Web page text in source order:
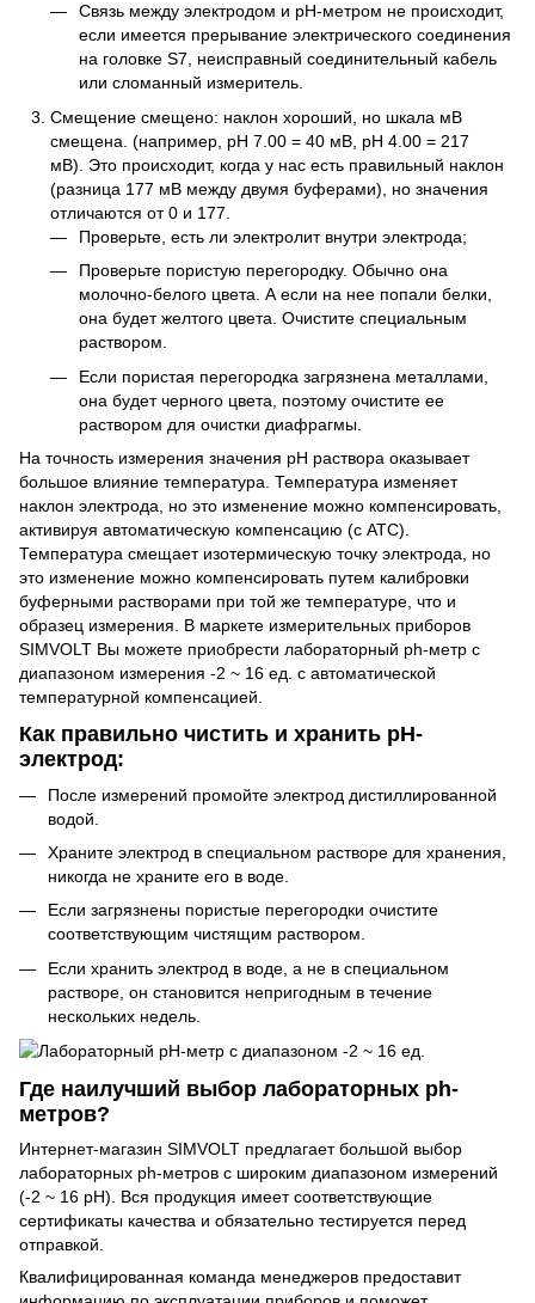
Связь между электродом и рН-метром не происходит,
если имеется прерывание электрического соединения
на головке S7, неисправный соединительный кабель
или сломанный измеритель.
Смещение смещено: наклон хороший, но шкала мВ
смещена. (например, pH 7.00 = 40 мВ, pH 4.00 = 217
мВ). Это происходит, когда у нас есть правильный наклон
(разница 177 мВ между двумя буферами), но значения
отличаются от 0 и 177.
Проверьте, есть ли электролит внутри электрода;
Проверьте пористую перегородку. Обычно она
молочно-белого цвета. А если на нее попали белки,
она будет желтого цвета. Очистите специальным
раствором.
Если пористая перегородка загрязнена металлами,
она будет черного цвета, поэтому очистите ее
раствором для очистки диафрагмы.
На точность измерения значения pH раствора оказывает
большое влияние температура. Температура изменяет
наклон электрода, но это изменение можно компенсировать,
активируя автоматическую компенсацию (с ATC).
Температура смещает изотермическую точку электрода, но
это изменение можно компенсировать путем калибровки
буферными растворами при той же температуре, что и
образец измерения. В маркете измерительных приборов
SIMVOLT Вы можете приобрести лабораторный ph-метр с
диапазоном измерения -2 ~ 16 ед. с автоматической
температурной компенсацией.
Как правильно чистить и хранить рН-
электрод:
После измерений промойте электрод дистиллированной
водой.
Храните электрод в специальном растворе для хранения,
никогда не храните его в воде.
Если загрязнены пористые перегородки очистите
соответствующим чистящим раствором.
Если хранить электрод в воде, а не в специальном
растворе, он становится непригодным в течение
нескольких недель.
Где наилучший выбор лабораторных ph-
метров?
Интернет-магазин SIMVOLT предлагает большой выбор
лабораторных ph-метров с широким диапазоном измерений
(-2 ~ 16 рН). Вся продукция имеет соответствующие
сертификаты качества и обязательно тестируется перед
отправкой.
Квалифицированная команда менеджеров предоставит